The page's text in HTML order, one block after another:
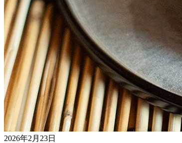
2026年2月23日